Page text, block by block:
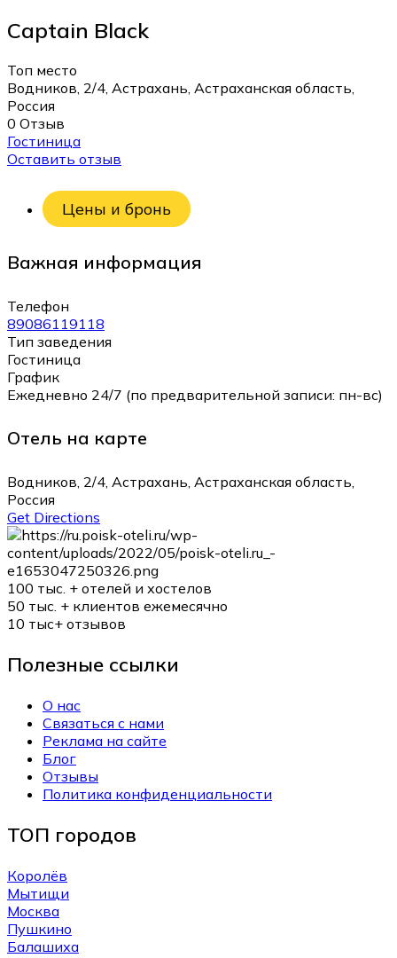
Captain Black
Топ место
Водников, 2/4, Астрахань, Астраханская область,
Россия
0 Отзыв
Гостиница
Оставить отзыв
Цены и бронь
Важная информация
Телефон
89086119118
Тип заведения
Гостиница
График
Ежедневно 24/7 (по предварительной записи: пн-вс)
Отель на карте
Водников, 2/4, Астрахань, Астраханская область,
Россия
Get Directions
100 тыс. + отелей и хостелов
50 тыс. + клиентов ежемесячно
10 тыс+ отзывов
Полезные ссылки
О нас
Связаться с нами
Реклама на сайте
Блог
Отзывы
Политика конфиденциальности
ТОП городов
Королёв
Мытищи
Москва
Пушкино
Балашиха